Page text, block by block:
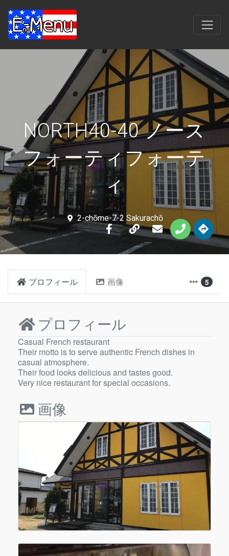
NORTH40-40 ノース
フォーティフォーテ
ィ
2-chōme-7-2 Sakurachō
プロフィール 画像 5
プロフィール
Casual French restaurant
Their motto is to serve authentic French dishes in
casual atmosphere.
Their food looks delicious and tastes good.
Very nice restaurant for special occasions.
画像